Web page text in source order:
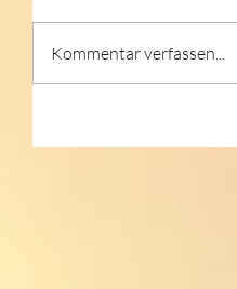
Kommentar verfassen...